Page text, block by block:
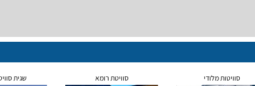
סוויטות מלודי סוויטת רומא שגית